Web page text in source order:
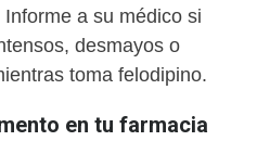
a su médico si
desmayos o
toma felodipino.
en tu farmacia